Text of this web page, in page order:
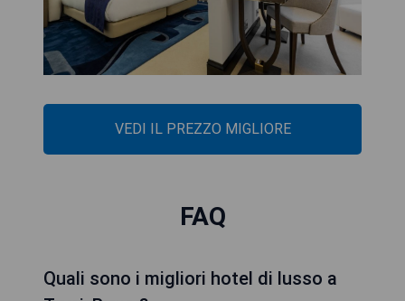
VEDI IL PREZZO MIGLIORE
FAQ
Quali sono i migliori hotel di lusso a